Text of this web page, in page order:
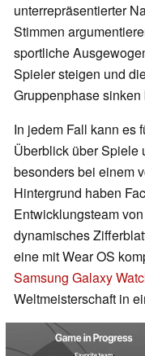
unterrepräsentierter
Stimmen
sportliche
Spieler steigen und
Gruppenphase sinken
In jedem Fall kann es
Überblick über Spiele
besonders bei einem
Hintergrund haben
Entwicklungsteam
dynamisches
eine mit Wear OS
Samsung Galaxy
Weltmeisterschaft in